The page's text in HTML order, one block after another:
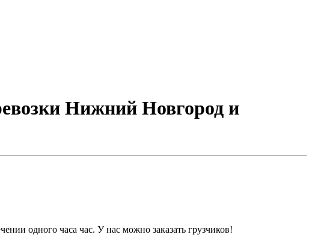
Нижний Новгород и
одного часа час. У нас можно заказать грузчиков!